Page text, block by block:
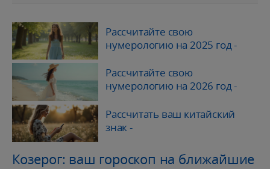
Рассчитайте свою
нумерологию на 2025 год-
Рассчитайте свою
нумерологию на 2026 год-
Рассчитать ваш китайский
знак-
Козерог: ваш гороскоп на ближайшие